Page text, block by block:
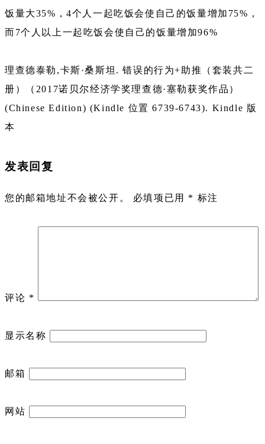
饭量大35%，4个人一起吃饭会使自己的饭量增加75%，
而7个人以上一起吃饭会使自己的饭量增加96%
理查德泰勒,卡斯·桑斯坦. 错误的行为+助推（套装共二
册）（2017诺贝尔经济学奖理查德·塞勒获奖作品）
(Chinese Edition) (Kindle 位置 6739-6743). Kindle 版
本
发表回复
您的邮箱地址不会被公开。 必填项已用 * 标注
评论 *
显示名称
邮箱
网站